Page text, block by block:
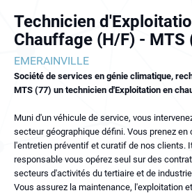
Technicien
Chauffage (H/F) - MTS
EMERAINVILLE
Société de services en génie climatique,
MTS (77) un technicien d'Exploitation en
Muni d'un véhicule de service, vous
secteur géographique défini. Vous prenez en
l'entretien préventif et curatif de nos clients.
responsable vous opérez seul sur des
secteurs d'activités du tertiaire et de
Vous assurez la maintenance, l'exploitation